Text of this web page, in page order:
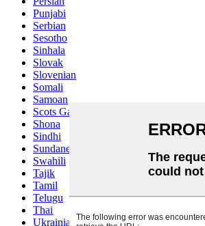
Punjabi
Serbian
Sesotho
Sinhala
Slovak
Slovenian
Somali
Samoan
Scots Gaelic
Shona
Sindhi
Sundanese
Swahili
Tajik
Tamil
Telugu
Thai
Ukrainian